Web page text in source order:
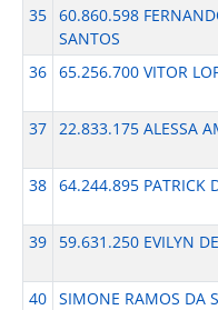
35 60.860.598
SANTOS
36 65.256.700 VITOR
37 22.833.175 ALESSA
38 64.244.895 PATRICK
39
59.631.250 EVILYN
40 SIMONE RAMOS DA